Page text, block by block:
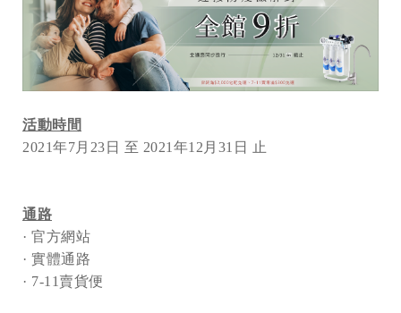
活動時間
2021年7月23日 至 2021年12月31日 止
通路
· 官方網站
· 實體通路
· 7-11賣貨便